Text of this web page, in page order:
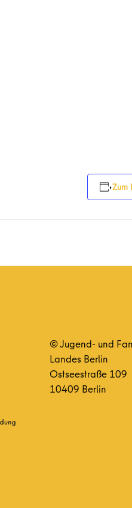
Zum
© Jugend- und
Landes Berlin
Ostseestraße 109
10409 Berlin